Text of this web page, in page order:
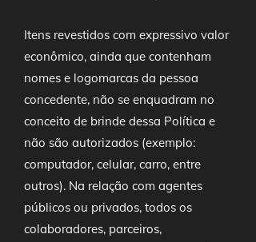
Itens revestidos com expressivo valor
econômico, ainda que contenham
nomes e logomarcas da pessoa
concedente, não se enquadram no
conceito de brinde dessa Política e
não são autorizados (exemplo:
computador, celular, carro, entre
outros). Na relação com agentes
públicos ou privados, todos os
colaboradores, parceiros,